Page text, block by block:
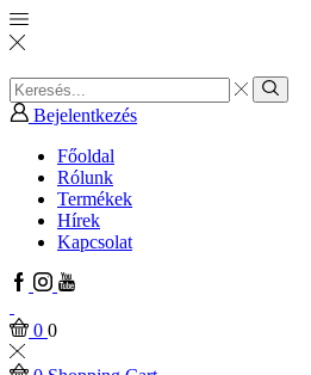
Search
input
Search
Bejelentkezés
Főoldal
Rólunk
Termékek
Hírek
Kapcsolat
Facebook
Instagram
Youtube
0 0